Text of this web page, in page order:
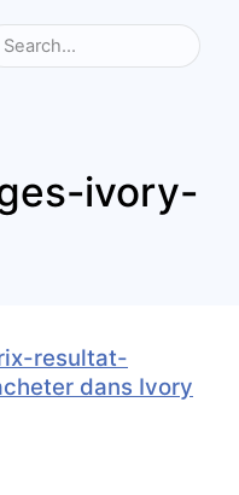
ivory-
resultat-
dans Ivory